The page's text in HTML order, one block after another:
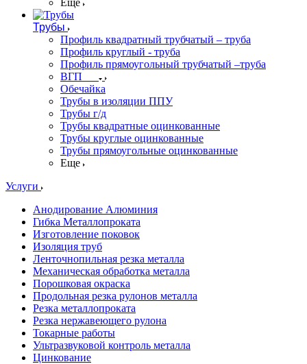
Еще
Трубы
Профиль квадратный трубчатый – труба
Профиль круглый - труба
Профиль прямоугольный трубчатый –труба
ВГП
Обечайка
Трубы в изоляции ППУ
Трубы г/д
Трубы квадратные оцинкованные
Трубы круглые оцинкованные
Трубы прямоугольные оцинкованные
Еще
Услуги
Анодирование Алюминия
Гибка Металлопроката
Изготовление поковок
Изоляция труб
Ленточнопильная резка металла
Механическая обработка металла
Порошковая окраска
Продольная резка рулонов металла
Резка металлопроката
Резка нержавеющего рулона
Токарные работы
Ультразвуковой контроль металла
Цинкование